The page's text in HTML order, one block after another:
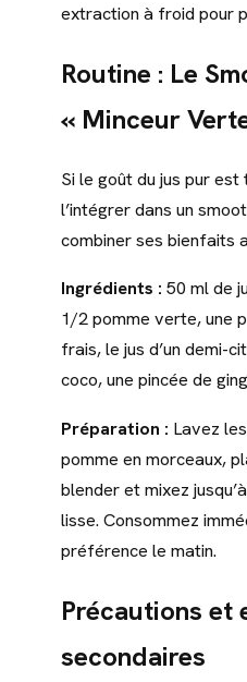
extraction à froid pour
Routine : Le
« Minceur
Si le goût du jus pur
l’intégrer dans un
combiner ses bienfaits
Ingrédients : 50 ml de
1/2 pomme verte, une
frais, le jus d’un demi-
coco, une pincée de
Préparation : Lavez
pomme en morceaux,
blender et mixez
lisse. Consommez
préférence le matin.
Précautions et
secondaires